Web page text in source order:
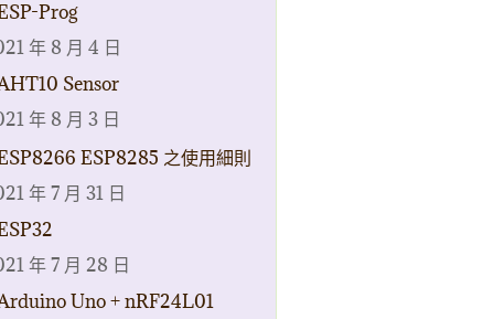
Prog
年 8 月 4 日
Sensor
年 8 月 3 日
ESP8285 之使用細則
年 7 月 31 日
年 7 月 28 日
Uno + nRF24L01